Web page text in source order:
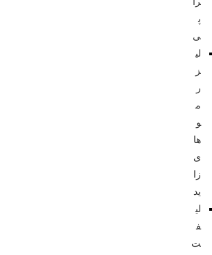
پ
ی
لی
ز
ر
م
و
ها
ی
زا
ید
لی
ف
ت